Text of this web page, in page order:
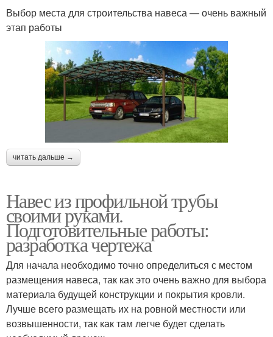
Выбор места для строительства навеса — очень важный
этап работы
читать дальше →
Навес из профильной трубы
своими руками.
Подготовительные работы:
разработка чертежа
Для начала необходимо точно определиться с местом
размещения навеса, так как это очень важно для выбора
материала будущей конструкции и покрытия кровли.
Лучше всего размещать их на ровной местности или
возвышенности, так как там легче будет сделать